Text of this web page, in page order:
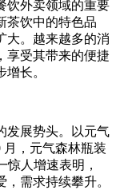
饮外卖领域的重要
茶饮中的特色品
大。越来越多的消
享受其带来的便捷
长。​
发展势头。以元气
月，元气森林瓶装
惊人增速表明，
需求持续攀升。